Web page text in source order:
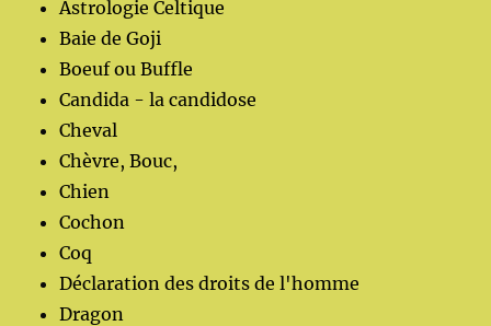
Astrologie Celtique
Baie de Goji
Boeuf ou Buffle
Candida - la candidose
Cheval
Chèvre, Bouc,
Chien
Cochon
Coq
Déclaration des droits de l'homme
Dragon